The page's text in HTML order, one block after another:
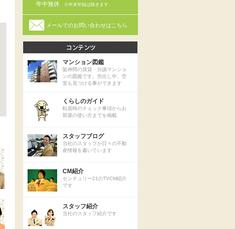
年中無休
※年末年始は除きます。
メールでのお問い合わせはこちら
マンション図鑑
阪神間の賃貸・分譲マンショ
ンの図鑑です。売出し中、空
室も見つける事ができます
くらしのガイド
転居時のチェック事項からお
部屋の使い方までを掲載
スタッフブログ
当社のスタッフが日々の不動
産情報を書いています
CM紹介
センチュリー21のTVCM紹介
です
スタッフ紹介
当社のスタッフ紹介です